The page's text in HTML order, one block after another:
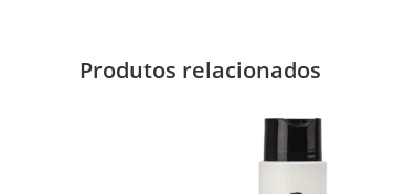
Produtos relacionados